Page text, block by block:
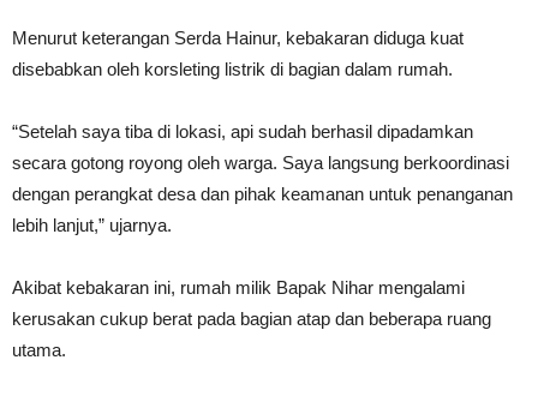
Menurut keterangan Serda Hainur, kebakaran diduga kuat
disebabkan oleh korsleting listrik di bagian dalam rumah.
“Setelah saya tiba di lokasi, api sudah berhasil dipadamkan
secara gotong royong oleh warga. Saya langsung berkoordinasi
dengan perangkat desa dan pihak keamanan untuk penanganan
lebih lanjut,” ujarnya.
Akibat kebakaran ini, rumah milik Bapak Nihar mengalami
kerusakan cukup berat pada bagian atap dan beberapa ruang
utama.